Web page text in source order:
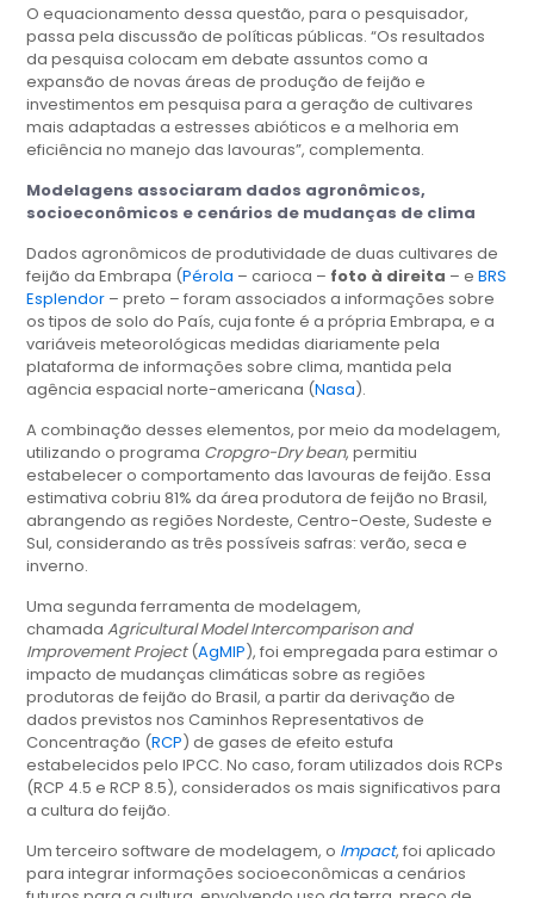
O equacionamento dessa questão, para o pesquisador,
passa pela discussão de políticas públicas. “Os resultados
da pesquisa colocam em debate assuntos como a
expansão de novas áreas de produção de feijão e
investimentos em pesquisa para a geração de cultivares
mais adaptadas a estresses abióticos e a melhoria em
eficiência no manejo das lavouras”, complementa.
Modelagens associaram dados agronômicos,
socioeconômicos e cenários de mudanças de clima
Dados agronômicos de produtividade de duas cultivares de
feijão da Embrapa (Pérola – carioca – foto à direita – eBRS
Esplendor – preto – foram associados a informações sobre
os tipos de solo do País, cuja fonte é a própria Embrapa, e a
variáveis meteorológicas medidas diariamente pela
plataforma de informações sobre clima, mantida pela
agência espacial norte-americana (Nasa).
A combinação desses elementos, por meio da modelagem,
utilizando o programa Cropgro-Dry bean, permitiu
estabelecer o comportamento das lavouras de feijão. Essa
estimativa cobriu 81% da área produtora de feijão no Brasil,
abrangendo as regiões Nordeste, Centro-Oeste, Sudeste e
Sul, considerando as três possíveis safras: verão, seca e
inverno.
Uma segunda ferramenta de modelagem,
chamadaAgricultural Model Intercomparison and
Improvement Project(AgMIP), foi empregada para estimar o
impacto de mudanças climáticas sobre as regiões
produtoras de feijão do Brasil, a partir da derivação de
dados previstos nos Caminhos Representativos de
Concentração (RCP) de gases de efeito estufa
estabelecidos pelo IPCC. No caso, foram utilizados dois RCPs
(RCP 4.5 e RCP 8.5), considerados os mais significativos para
a cultura do feijão.
Um terceiro software de modelagem, o Impact, foi aplicado
para integrar informações socioeconômicas a cenários